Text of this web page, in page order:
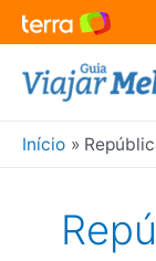
para
conteúdo
Início